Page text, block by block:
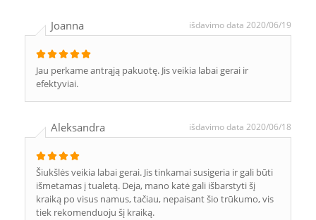
Joanna išdavimo data 2020/06/19
Jau perkame antrąją pakuotę. Jis veikia labai gerai ir
efektyviai.
Aleksandra išdavimo data 2020/06/18
Šiukšlės veikia labai gerai. Jis tinkamai susigeria ir gali būti
išmetamas į tualetą. Deja, mano katė gali išbarstyti šį
kraiką po visus namus, tačiau, nepaisant šio trūkumo, vis
tiek rekomenduoju šį kraiką.